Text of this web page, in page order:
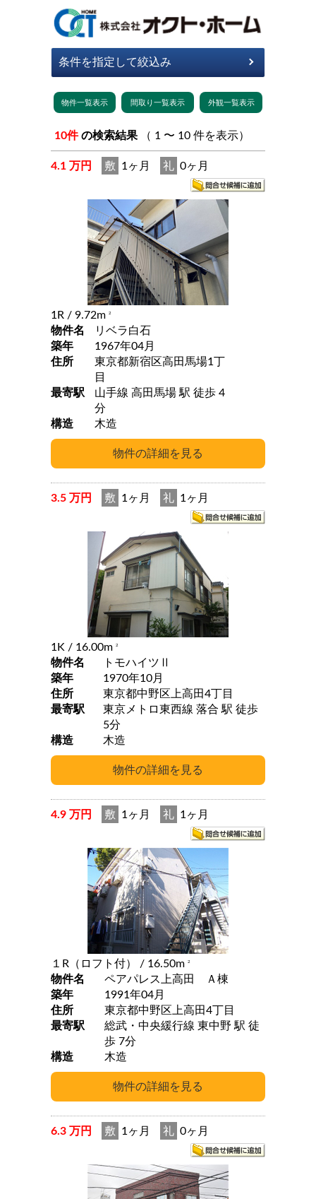
10件 の検索結果 （ 1 〜 10 件を表示）
4.1 万円 敷 1ヶ月 礼 0ヶ月
1R / 9.72m 2
物件名
リベラ白石
築年
1967年04月
住所
東京都新宿区高田馬場1丁
目
最寄駅
山手線 高田馬場 駅 徒歩 4
分
構造
木造
3.5 万円 敷 1ヶ月 礼 1ヶ月
1K / 16.00m 2
物件名
トモハイツⅡ
築年
1970年10月
住所
東京都中野区上高田4丁目
最寄駅
東京メトロ東西線 落合 駅 徒歩
5分
構造
木造
4.9 万円 敷 1ヶ月 礼 1ヶ月
１R（ロフト付） / 16.50m 2
物件名
ペアパレス上高田 Ａ棟
築年
1991年04月
住所
東京都中野区上高田4丁目
最寄駅
総武・中央緩行線 東中野 駅 徒
歩 7分
構造
木造
6.3 万円 敷 1ヶ月 礼 0ヶ月